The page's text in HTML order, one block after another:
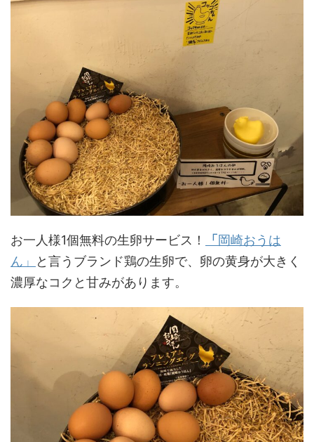
お一人様1個無料の生卵サービス！ 「 岡崎おうは
ん」
と言うブランド鶏の生卵で、卵の黄身が大きく
濃厚なコクと甘みがあります。